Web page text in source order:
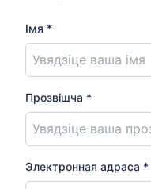
Імя *
Прозвішча *
Электронная адраса *